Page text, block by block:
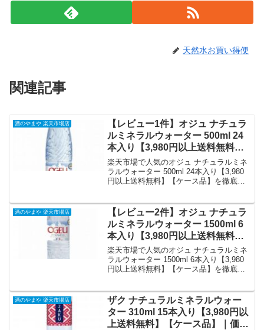
天然水お買い得便
関連記事
酒のやまや 楽天市場店
【レビュー1件】オジュ ナチュラ
ルミネラルウォーター 500ml 24
本入り【3,980円以上送料無料】
【ケース品】｜価格・送料・ポイ
ント還元まとめ
楽天市場で人気のオジュ ナチュラルミネ
ラルウォーター 500ml 24本入り【3,980
円以上送料無料】【ケース品】を徹底解
ーザーレビュー1件・平均評価5の商品情
報・購入方法まとめ。
酒のやまや 楽天市場店
【レビュー2件】オジュ ナチュラ
ルミネラルウォーター 1500ml 6
本入り【3,980円以上送料無料】
【ケース品】｜価格・送料・ポイ
ント還元まとめ
楽天市場で人気のオジュ ナチュラルミネ
ラルウォーター 1500ml 6本入り【3,980
円以上送料無料】【ケース品】を徹底解
ーザーレビュー2件・平均評価4.5の商品
情報・購入方法まとめ。
酒のやまや 楽天市場店
ザク ナチュラルミネラルウォー
ター 310ml 15本入り【3,980円以
上送料無料】【ケース品】｜価